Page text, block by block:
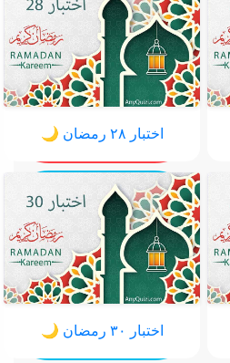
اختبار ٢٨ رمضان 🌙
اختبار ٣٠ رمضان 🌙